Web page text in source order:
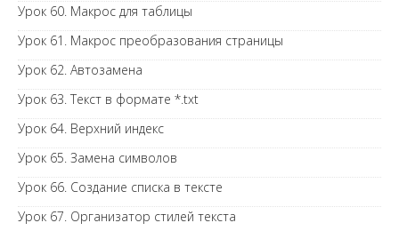
Урок 60. Макрос для таблицы
Урок 61. Макрос преобразования страницы
Урок 62. Автозамена
Урок 63. Текст в формате *.txt
Урок 64. Верхний индекс
Урок 65. Замена символов
Урок 66. Создание списка в тексте
Урок 67. Организатор стилей текста